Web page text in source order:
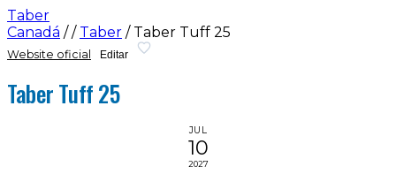
Taber
Canadá / / Taber / Taber Tuff 25
Website oficial Editar
Taber Tuff 25
JUL
10
2027